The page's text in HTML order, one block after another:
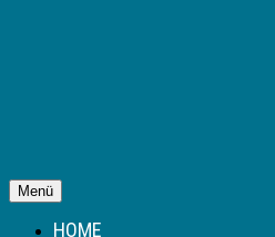
Menü
HOME